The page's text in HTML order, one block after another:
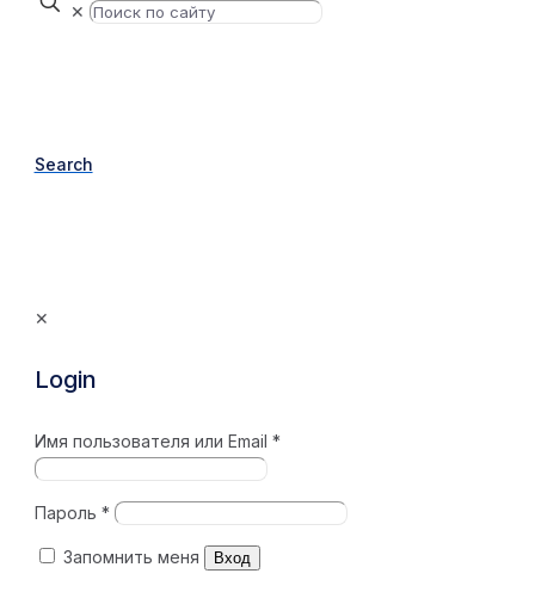
✕
Search
✕
Login
Имя пользователя или Email *
Пароль *
Запомнить меня Вход